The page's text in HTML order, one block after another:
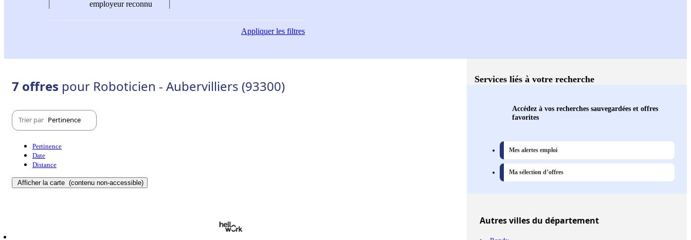
employeur reconnu
Appliquerles filtres
7 offres pour Roboticien - Aubervilliers (93300)
Trier par Pertinence
Pertinence
Date
Distance
Afficher la carte (contenu non-accessible)
Services liés à votre recherche
Accédez à vos recherches sauvegardées et offres
favorites
Mes alertes emploi
Ma sélection d’offres
Autresvillesdu département